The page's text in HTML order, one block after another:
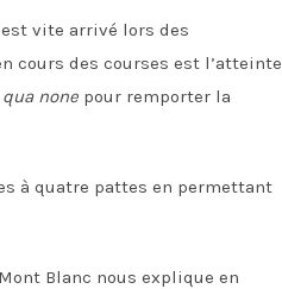
vite arrivé lors des
cours des courses est l’atteinte
none pour remporter la
à quatre pattes en permettant
Blanc nous explique en